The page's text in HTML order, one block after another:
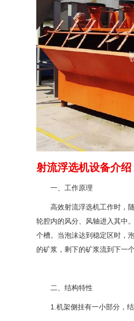
射流浮选机设备介绍
一、工作原理
高效射流浮选机工作时，
轮腔内的风分、风轴进入其中
个槽。当泡沫达到稳定区时，
的矿浆，剩下的矿浆流到下一
二、结构特性
1.机架侧挂有一小部分，